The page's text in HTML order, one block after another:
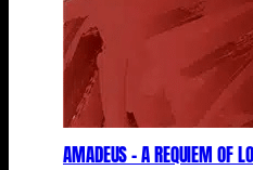
AMADEUS – A REQUIEM OF